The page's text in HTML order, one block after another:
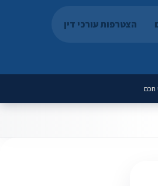
הצטרפות עורכי דין
חכם